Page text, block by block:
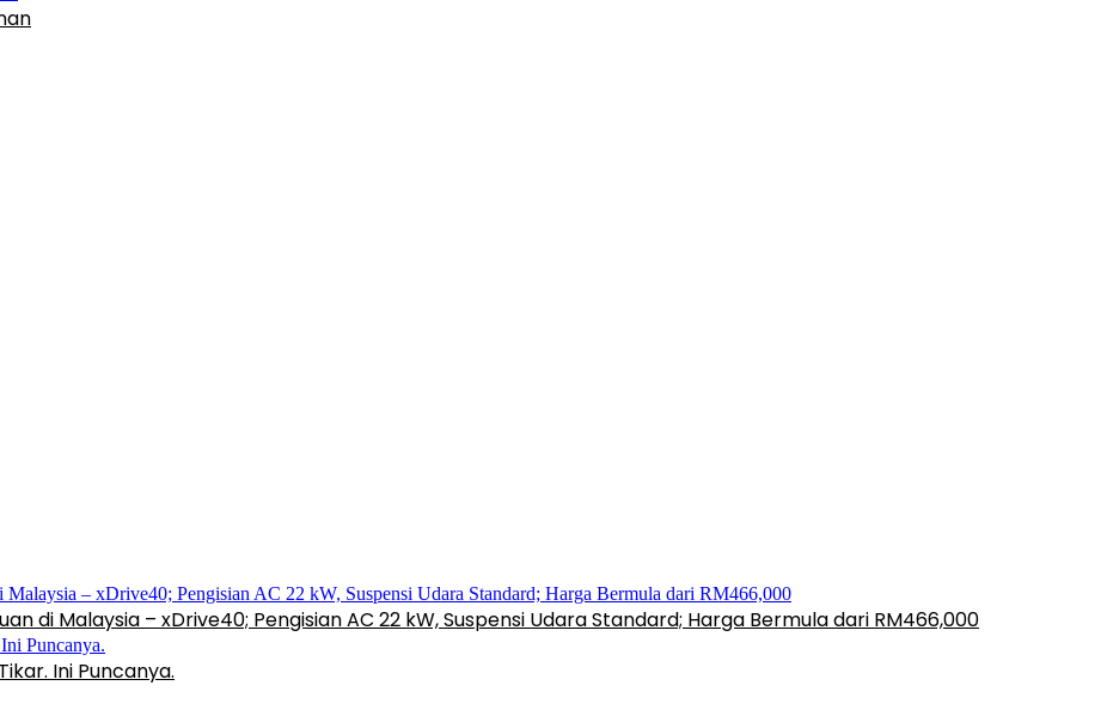
di Malaysia – xDrive40; Pengisian AC 22 kW, Suspensi Udara Standard; Harga Bermula dari RM466,000
Ini Puncanya.